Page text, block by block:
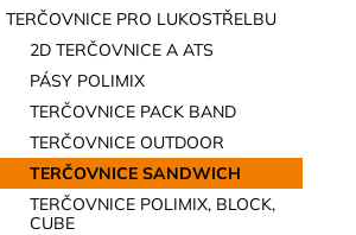
TERČOVNICE PRO LUKOSTŘELBU
2D TERČOVNICE A ATS
PÁSY POLIMIX
TERČOVNICE PACK BAND
TERČOVNICE OUTDOOR
TERČOVNICE SANDWICH
TERČOVNICE POLIMIX, BLOCK,
CUBE